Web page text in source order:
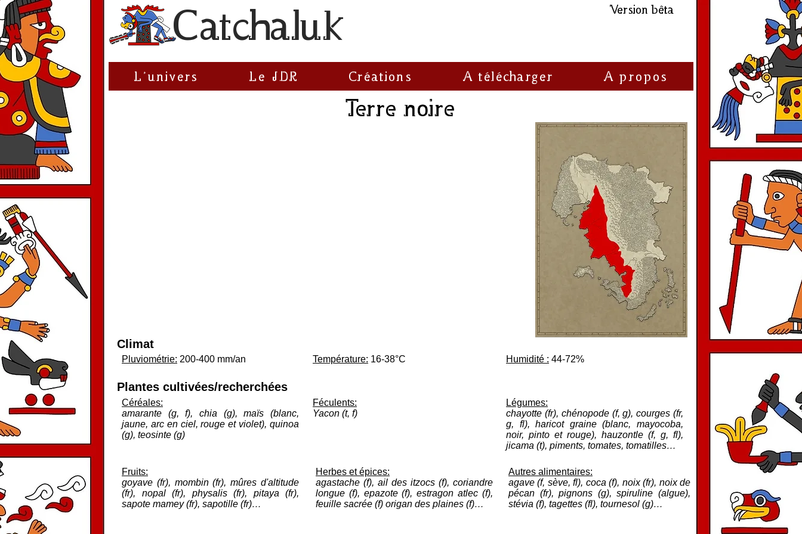
Catchaluk Version bêta
L'univers Le JDR Créations A télécharger A propos
Terre noire
Climat
Pluviométrie: 200-400 mm/an Température: 16-38°C Humidité : 44-72%
Plantes cultivées/recherchées
Céréales:
amarante (g, f), chia (g), maïs (blanc,
jaune, arc en ciel, rouge et violet), quinoa
(g), teosinte (g)
Féculents:
Yacon (t, f)
Légumes:
chayotte (fr), chénopode (f, g), courges (fr,
g, fl), haricot graine (blanc, mayocoba,
noir, pinto et rouge), hauzontle (f, g, fl),
jicama (t), piments, tomates, tomatilles…
Fruits:
goyave (fr), mombin (fr), mûres d'altitude
(fr), nopal (fr), physalis (fr), pitaya (fr),
sapote mamey (fr), sapotille (fr)…
Herbes et épices:
agastache (f), ail des itzocs (f), coriandre
longue (f), epazote (f), estragon atlec (f),
feuille sacrée (f) origan des plaines (f)…
Autres alimentaires:
agave (f, sève, fl), coca (f), noix (fr), noix de
pécan (fr), pignons (g), spiruline (algue),
stévia (f), tagettes (fl), tournesol (g)…